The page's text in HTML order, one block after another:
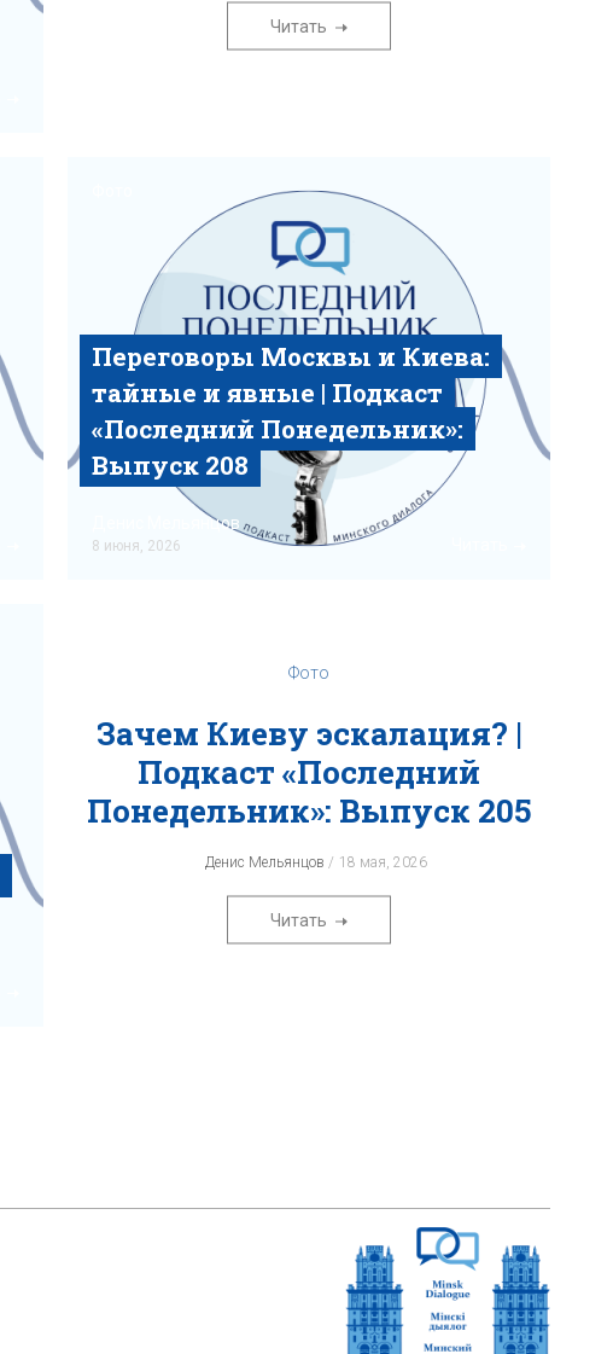
Читать
Переговоры Москвы и Киева:
тайные и явные | Подкаст
«‎Последний Понедельник»‎:
Выпуск 208
Денис Мельянцов
8 июня, 2026
Фото
Зачем Киеву эскалация? |
Подкаст «‎Последний
Понедельник»‎: Выпуск 205
Денис Мельянцов 18 мая, 2026
Читать